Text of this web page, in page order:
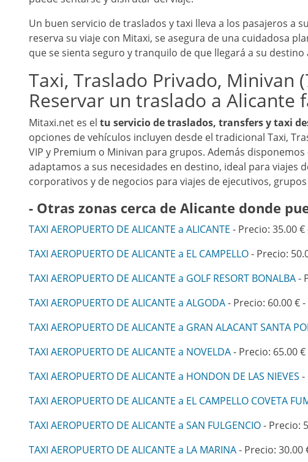
Un buen servicio de traslados y taxi lleva a los pasajeros a
reserva su viaje con Mitaxi, se asegura de una cuidadosa
que se sienta seguro y tranquilo de que llegará a su destino
Taxi, Traslado Privado, Minivan
Reservar un traslado a Alicante
Mitaxi.net es el tu servicio de traslados, transfers y taxi
opciones de vehículos incluyen desde el tradicional Taxi,
VIP y Premium o Minivan para grupos. Además
adaptamos a sus necesidades en destino, ideal para viajes
corporativos y de negocios para viajes de ejecutivos,
- Otras zonas cerca de Alicante donde
TAXI AEROPUERTO DE ALICANTE a ALICANTE - Precio: 35.00
TAXI AEROPUERTO DE ALICANTE a EL CAMPELLO- Precio:
TAXI AEROPUERTO DE ALICANTE a GOLF RESORT BONALBA-
TAXI AEROPUERTO DE ALICANTE a ALGODA- Precio: 60.00 €
TAXI AEROPUERTO DE ALICANTE a GRAN ALACANT SANTA
TAXI AEROPUERTO DE ALICANTE a NOVELDA- Precio: 65.00
TAXI AEROPUERTO DE ALICANTE a HONDON DE LAS NIEVES -
TAXI AEROPUERTO DE ALICANTE a EL CAMPELLO COVETA
TAXI AEROPUERTO DE ALICANTE a SAN FULGENCIO- Precio:
TAXI AEROPUERTO DE ALICANTE a LA MARINA- Precio: 30.00